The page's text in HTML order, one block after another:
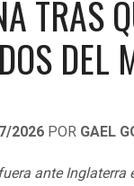
MX
TRAS
DEL
2026 POR GAEL
ante Inglaterra